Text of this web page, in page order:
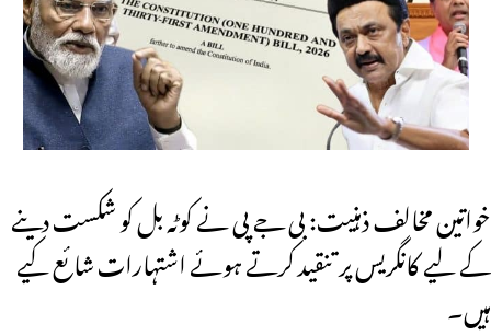
خواتین مخالف ذہنیت: بی جے پی نے کوٹہ بل کو شکست دینے
کے لیے کانگریس پر تنقید کرتے ہوئے اشتہارات شائع کیے
ہیں۔